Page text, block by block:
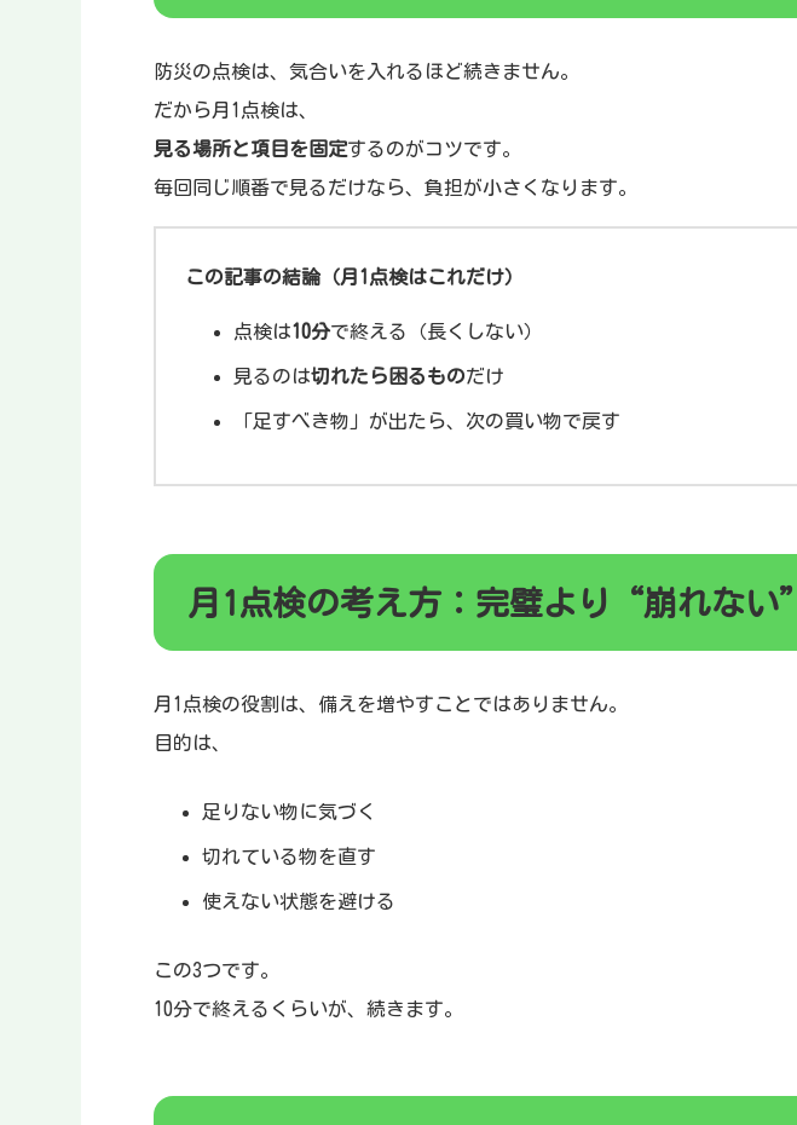
防災の点検は、気合いを入れるほど続きません。
だから月1点検は、
見る場所と項目を固定するのがコツです。
毎回同じ順番で見るだけなら、負担が小さくなります。
この記事の結論（月1点検はこれだけ）
点検は10分で終える（長くしない）
見るのは切れたら困るものだけ
「足すべき物」が出たら、次の買い物で戻す
月1点検の考え方：完璧より“崩れない”
月1点検の役割は、備えを増やすことではありません。
目的は、
足りない物に気づく
切れている物を直す
使えない状態を避ける
この3つです。
10分で終えるくらいが、続きます。